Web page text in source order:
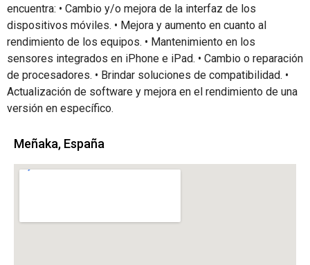
encuentra: • Cambio y/o mejora de la interfaz de los
dispositivos móviles. • Mejora y aumento en cuanto al
rendimiento de los equipos. • Mantenimiento en los
sensores integrados en iPhone e iPad. • Cambio o reparación
de procesadores. • Brindar soluciones de compatibilidad. •
Actualización de software y mejora en el rendimiento de una
versión en específico.
Meñaka, España